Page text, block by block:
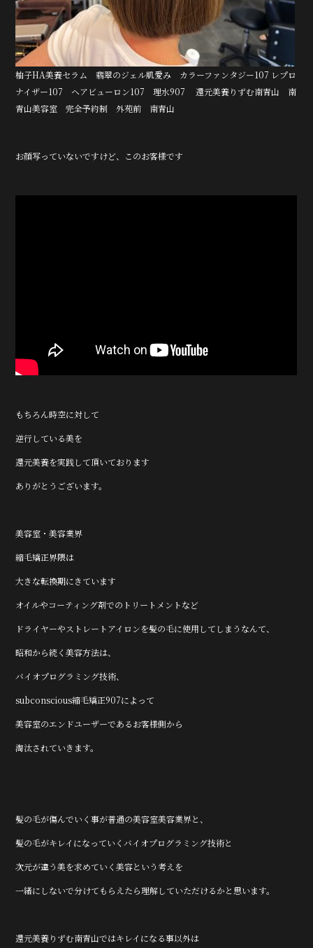
柚子HA美養セラム 翡翠のジェル肌愛み カラーファンタジー107 レプロ
ナイザー107 ヘアビューロン107 理水907 還元美養りずむ南青山 南
青山美容室 完全予約制 外苑前 南青山
お顔写っていないですけど、このお客様です
もちろん時空に対して
逆行している美を
還元美養を実践して頂いております
ありがとうございます。
美容室・美容業界
縮毛矯正界隈は
大きな転換期にきています
オイルやコーティング剤でのトリートメントなど
ドライヤーやストレートアイロンを髪の毛に使用してしまうなんて、
昭和から続く美容方法は、
バイオプログラミング技術、
subconscious縮毛矯正907によって
美容室のエンドユーザーであるお客様側から
淘汰されていきます。
髪の毛が傷んでいく事が普通の美容室美容業界と、
髪の毛がキレイになっていくバイオプログラミング技術と
次元が違う美を求めていく美容という考えを
一緒にしないで分けてもらえたら理解していただけるかと思います。
還元美養りずむ南青山ではキレイになる事以外は